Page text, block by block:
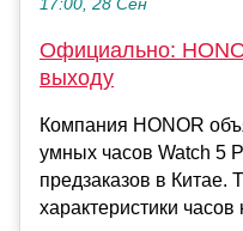
17:00, 28 Сен
Официально:
выходу
Компания HONOR
умных часов Watch 5
предзаказов в Китае.
характеристики часов